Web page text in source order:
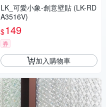
LK_可愛小象-創意壁貼 (LK-RD
A3516V)
$149
券
加入購物車